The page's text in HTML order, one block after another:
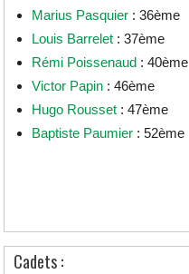
Marius Pasquier : 36ème
Louis Barrelet : 37ème
Rémi Poissenaud : 40ème
Victor Papin : 46ème
Hugo Rousset : 47ème
Baptiste Paumier : 52ème
Cadets :